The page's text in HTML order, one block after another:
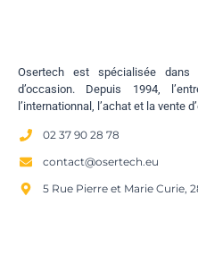
Osertech est spécialisée
d’occasion. Depuis 1994,
l’internationnal, l’achat et la vente
02 37 90 28 78
contact@osertech.eu
5 Rue Pierre et Marie Curie,